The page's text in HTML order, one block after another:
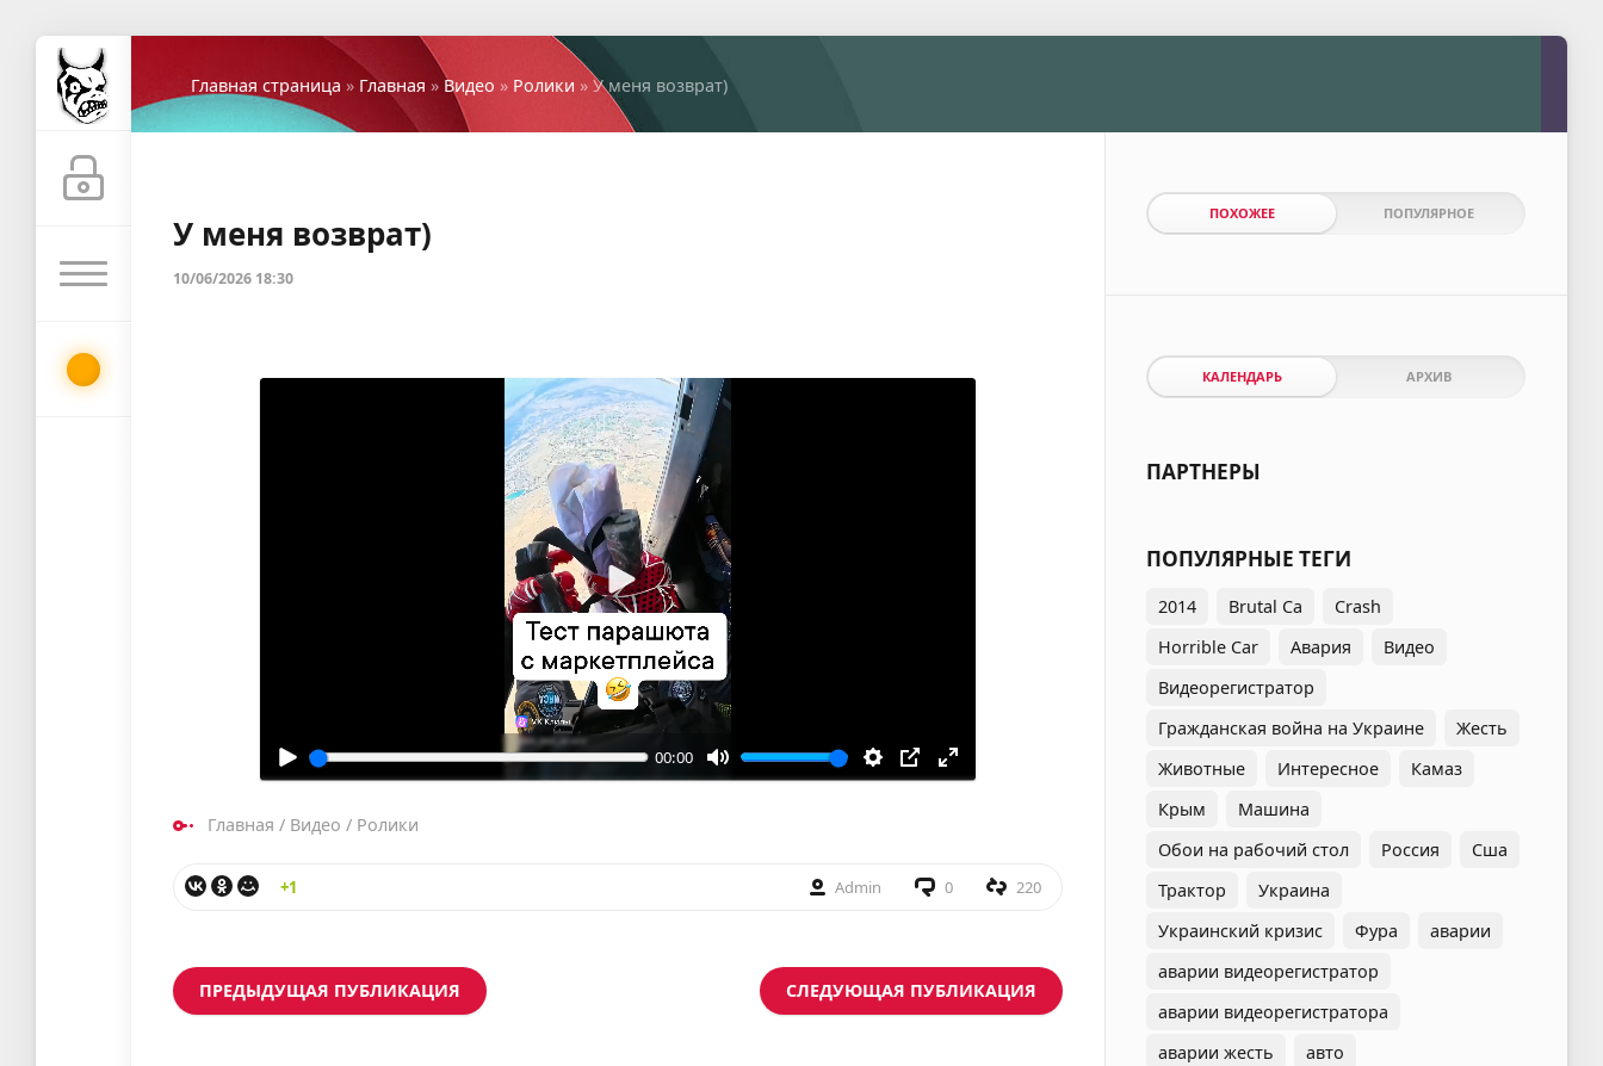
Главная страница » Главная » Видео » Ролики » У меня возврат)⁠⁠
У меня возврат)⁠⁠
10/06/2026 18:30
00:00
Воспроизвести
Главная / Видео / Ролики
+1 Admin 0 220
ПРЕДЫДУЩАЯ ПУБЛИКАЦИЯ СЛЕДУЮЩАЯ ПУБЛИКАЦИЯ
ПОХОЖЕЕ ПОПУЛЯРНОЕ
КАЛЕНДАРЬ АРХИВ
ПАРТНЕРЫ
ПОПУЛЯРНЫЕ ТЕГИ
2014 Brutal Ca
Crash
Horrible Car
Авария
Видео
Видеорегистратор
Гражданская война на Украине
Жесть
Животные
Интересное
Камаз
Крым
Машина
Обои на рабочий стол
Россия
Сша
Трактор
Украина
Украинский кризис
Фура
аварии
аварии видеорегистратор
аварии видеорегистратора
аварии жесть
авто